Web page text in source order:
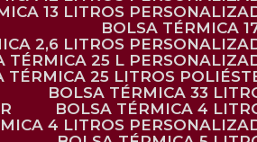
13 LITROS
BOLSA TÉRMICA
2,6 LITROS
TÉRMICA 25 L
TÉRMICA 25 LITROS
BOLSA TÉRMICA 33
BOLSA TÉRMICA 4
4 LITROS